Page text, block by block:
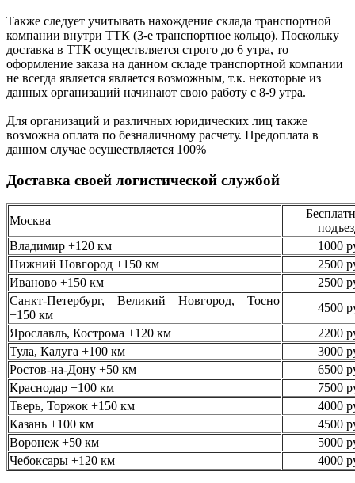
Также следует учитывать нахождение склада транспортной
компании внутри ТТК (3-е транспортное кольцо). Поскольку
доставка в ТТК осуществляется строго до 6 утра, то
оформление заказа на данном складе транспортной компании
не всегда является является возможным, т.к. некоторые из
данных организаций начинают свою работу с 8-9 утра.
Для организаций и различных юридических лиц также
возможна оплата по безналичному расчету. Предоплата в
данном случае осуществляется 100%
Доставка своей логистической службой
Москва
Владимир +120 км
1000
Нижний Новгород +150 км
2500
Иваново +150 км
2500
Санкт-Петербург, Великий Новгород, Тосно
+150 км
4500
Ярославль, Кострома +120 км
2200
Тула, Калуга +100 км
3000
Ростов-на-Дону +50 км
6500
Краснодар +100 км
7500
Тверь, Торжок +150 км
4000
Казань +100 км
4500
Воронеж +50 км
5000
Чебоксары +120 км
4000